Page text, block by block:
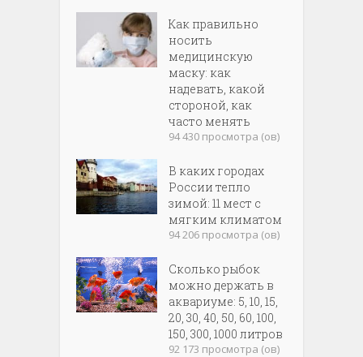
Как правильно
носить
медицинскую
маску: как
надевать, какой
стороной, как
часто менять
94 430 просмотра (ов)
В каких городах
России тепло
зимой: 11 мест с
мягким климатом
94 206 просмотра (ов)
Сколько рыбок
можно держать в
аквариуме: 5, 10, 15,
20, 30, 40, 50, 60, 100,
150, 300, 1000 литров
92 173 просмотра (ов)